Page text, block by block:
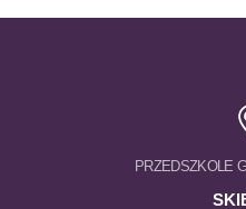
PRZEDSZKOLE